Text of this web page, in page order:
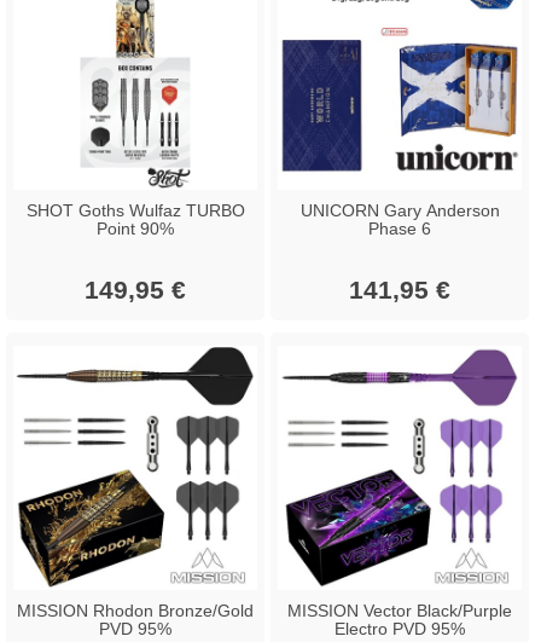
SHOT Goths Wulfaz TURBO
Point 90%
149,95 €
UNICORN Gary Anderson
Phase 6
141,95 €
MISSION Rhodon Bronze/Gold
PVD 95%
MISSION Vector Black/Purple
Electro PVD 95%